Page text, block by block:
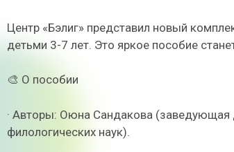
Центр «Бэлиг» представил новый
детьми 3-7 лет. Это яркое пособие
🎨 О пособии
· Авторы: Оюна Сандакова
филологических наук).